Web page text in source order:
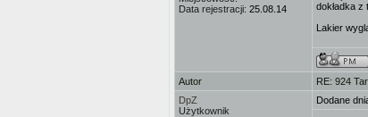
Data rejestracji: 25.08.14
dokładka z
Lakier
Autor
RE: 924
DpZ
Użytkownik
Dodane